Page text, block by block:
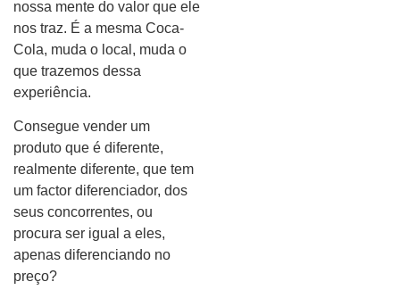
nossa mente do valor que ele
nos traz. É a mesma Coca-
Cola, muda o local, muda o
que trazemos dessa
experiência.
Consegue vender um
produto que é diferente,
realmente diferente, que tem
um factor diferenciador, dos
seus concorrentes, ou
procura ser igual a eles,
apenas diferenciando no
preço?